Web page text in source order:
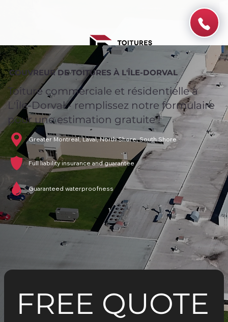
COUVREUR DE TOITURES À L'ÎLE-DORVAL
Toiture commerciale et résidentielle à
L'Île-Dorval - remplissez notre formulaire
pour une estimation gratuite !
Greater Montreal, Laval, North Shore, South Shore
Full liability insurance and guarantee
Guaranteed waterproofness
FREE QUOTE